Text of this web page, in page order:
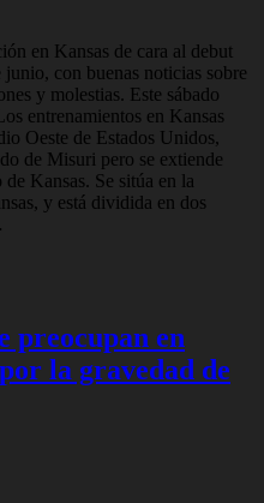
en Kansas de cara al debut
con buenas noticias sobre
y molestias. Este sábado
entrenamientos en Kansas
Oeste de Estados Unidos,
de Misuri pero se extiende
Kansas. Se sitúa en la
y está dividida en dos
preocupan en
la gravedad de